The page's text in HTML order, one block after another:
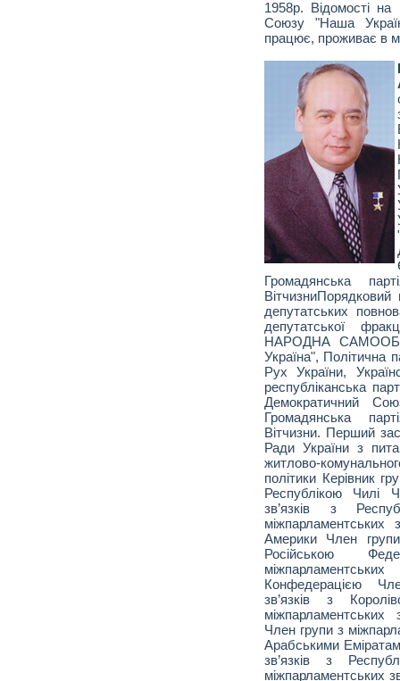
1958р. Відомості
Союзу "Наша
працює, проживає в
Громадянська
депутатських
депутатської
НАРОДНА
Україна", Політична
Рух України,
республіканська
Демократичний
Громадянська
Вітчизни. Перший
Ради України з
житлово-
політики Керівник
Республікою Чилі
зв’язків з
міжпарламентських
Америки Член групи
Російською
Конфедерацією
зв’язків з
міжпарламентських
Член групи з
Арабськими
зв’язків з
міжпарламентських